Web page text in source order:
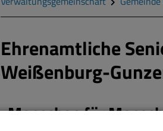
Ehrenamtliche
Weißenburg-
„Menschen für